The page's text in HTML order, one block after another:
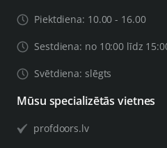
Piektdiena: 10.00 - 16.00
Sestdiena: no 10:00 līdz
Svētdiena: slēgts
Mūsu specializētās vietnes
profdoors.lv